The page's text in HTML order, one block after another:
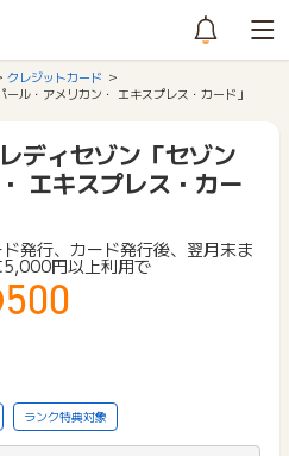
クレジットカード
ル・アメリカン・ エキスプレス・カード」
ディセゾン「セゾン
エキスプレス・カー
発行、カード発行後、翌月末ま
5,000円以上利用で
500
ランク特典対象